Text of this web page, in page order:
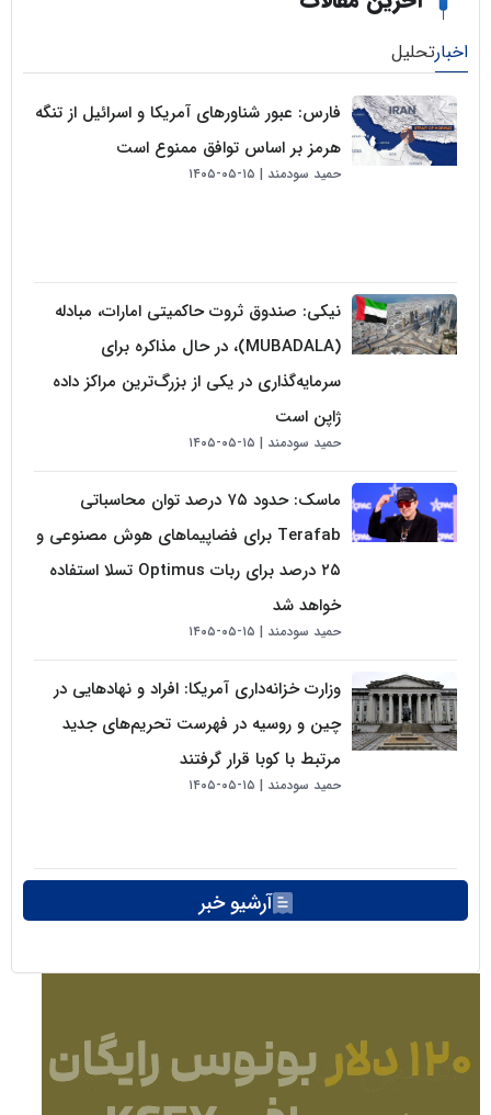
فارس: عبور شناورهای آمریکا و اسرائیل از تنگه
هرمز بر اساس توافق ممنوع است
حمید سودمند ۱۵-۰۵-۱۴۰۵
نیکی: صندوق ثروت حاکمیتی امارات، مبادله
(MUBADALA)، در حال مذاکره برای
سرمایه‌گذاری در یکی از بزرگ‌ترین مراکز داده
حمید سودمند ۱۵-۰۵-۱۴۰۵
ماسک: حدود ۷۵ درصد توان محاسباتی
Terafab برای فضاپیماهای هوش مصنوعی و
۲۵ درصد برای ربات Optimus تسلا استفاده
خواهد شد
حمید سودمند ۱۵-۰۵-۱۴۰۵
وزارت خزانه‌داری آمریکا: افراد و نهادهایی در
چین و روسیه در فهرست تحریم‌های جدید
مرتبط با کوبا قرار گرفتند
حمید سودمند ۱۵-۰۵-۱۴۰۵
آرشیو خبر